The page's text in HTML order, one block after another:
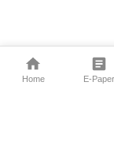
Home E-Paper